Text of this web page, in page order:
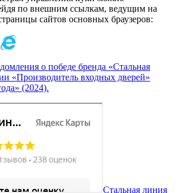
по внешним ссылкам, ведущим на
сайтов основных браузеров:
о победе бренда «Стальная
«Производитель входных дверей»
(2024).
Стальная линия